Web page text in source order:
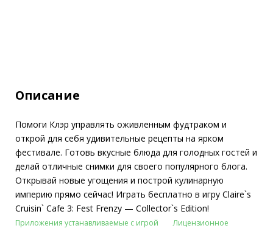
Описание
Помоги Клэр управлять оживленным фудтраком и
открой для себя удивительные рецепты на ярком
фестивале. Готовь вкусные блюда для голодных гостей и
делай отличные снимки для своего популярного блога.
Открывай новые угощения и построй кулинарную
империю прямо сейчас! Играть бесплатно в игру Claire`s
Cruisin` Cafe 3: Fest Frenzy — Collector`s Edition!
Приложения устанавливаемые с игрой
Лицензионное